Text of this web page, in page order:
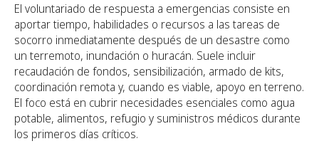
El voluntariado de respuesta a emergencias consiste en
aportar tiempo, habilidades o recursos a las tareas de
socorro inmediatamente después de un desastre como
un terremoto, inundación o huracán. Suele incluir
recaudación de fondos, sensibilización, armado de kits,
coordinación remota y, cuando es viable, apoyo en terreno.
El foco está en cubrir necesidades esenciales como agua
potable, alimentos, refugio y suministros médicos durante
los primeros días críticos.